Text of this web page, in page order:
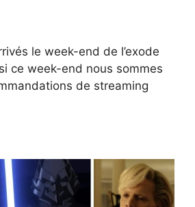
le week-end de l’exode
ce week-end nous sommes
de streaming